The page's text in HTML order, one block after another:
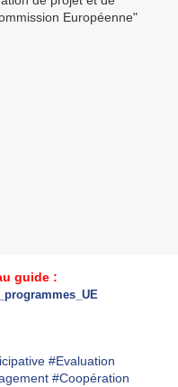
guide :
#Evaluation
#Coopération